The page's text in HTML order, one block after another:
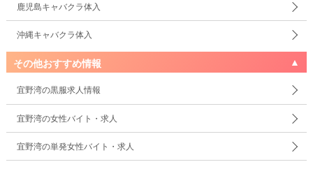
鹿児島キャバクラ体入
沖縄キャバクラ体入
その他おすすめ情報
宜野湾の黒服求人情報
宜野湾の女性バイト・求人
宜野湾の単発女性バイト・求人